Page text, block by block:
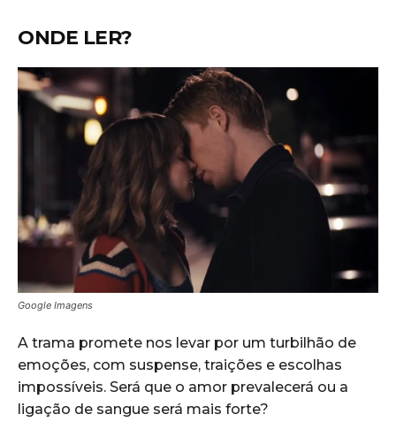
ONDE LER?
Google Imagens
A trama promete nos levar por um turbilhão de
emoções, com suspense, traições e escolhas
impossíveis. Será que o amor prevalecerá ou a
ligação de sangue será mais forte?